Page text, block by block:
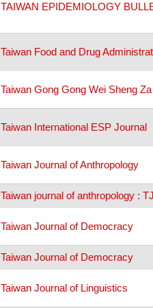
TAIWAN EPIDEMIOLOGY
Taiwan Food and Drug
Taiwan Gong Gong Wei Sheng
Taiwan International ESP Journal
Taiwan Journal of Anthropology
Taiwan journal of anthropology :
Taiwan Journal of Democracy
Taiwan Journal of Democracy
Taiwan Journal of Linguistics